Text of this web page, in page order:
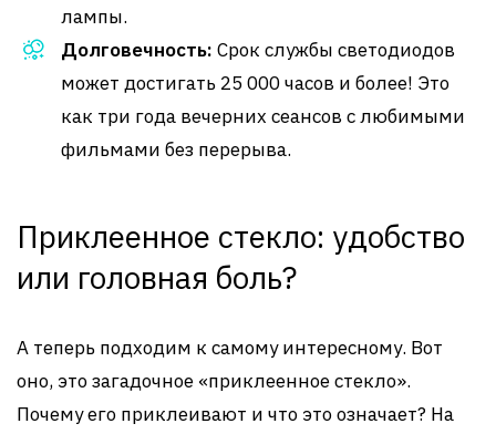
лампы.
Долговечность: Срок службы светодиодов
может достигать 25 000 часов и более! Это
как три года вечерних сеансов с любимыми
фильмами без перерыва.
Приклеенное стекло: удобство
или головная боль?
А теперь подходим к самому интересному. Вот
оно, это загадочное «приклеенное стекло».
Почему его приклеивают и что это означает? На